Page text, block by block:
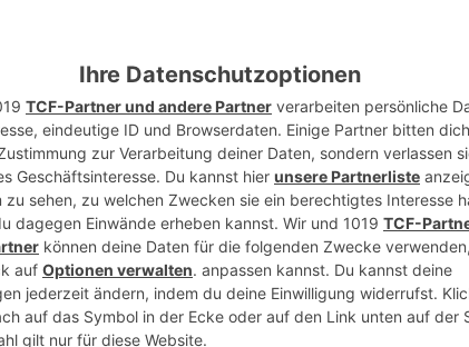
Schüssel.
einer Gabel, zwei Messern oder einem Pastry
Teig.
einem Ball formen lässt.